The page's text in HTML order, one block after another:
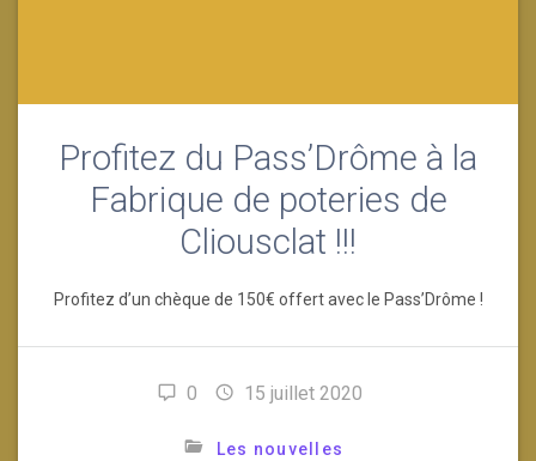
Profitez du Pass’Drôme à la
Fabrique de poteries de
Cliousclat !!!
Profitez d’un chèque de 150€ offert avec le Pass’Drôme !
0 15 juillet 2020
Les nouvelles